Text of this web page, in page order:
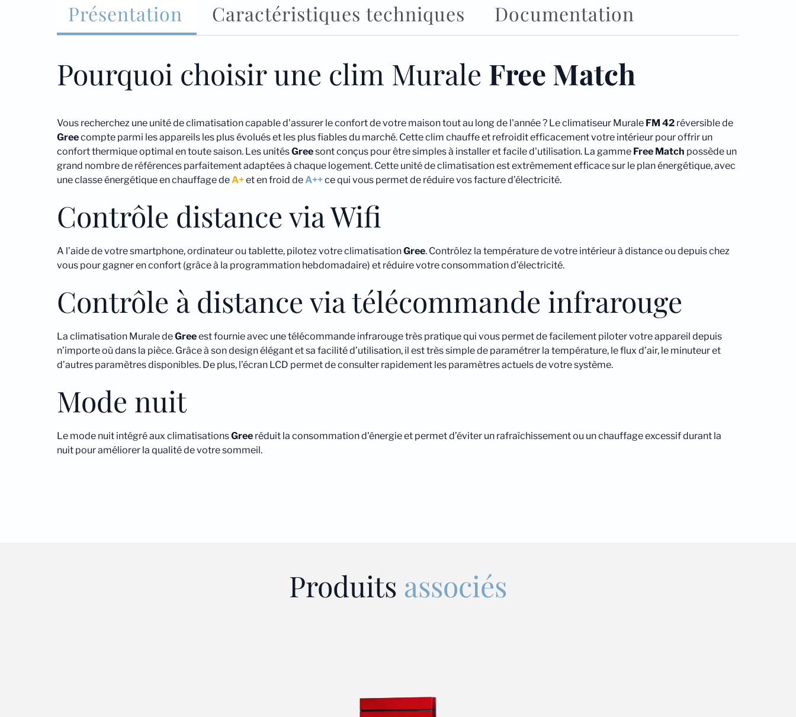
9
x4
PULAR
Présentation Caractéristiques techniques Documentation
Pourquoi choisir une clim Murale Free Match
Vous recherchez une unité de climatisation capable d'assurer le confort de votre maison tout au long de l'année ? Le climatiseur Murale FM 42 réversible de
Greecompte parmi les appareils les plus évolués et les plus fiables du marché. Cette clim chauffe et refroidit efficacement votre intérieur pour offrir un
confort thermique optimal en toute saison. Les unitésGreesont conçus pour être simples à installer et facile d'utilisation. La gamme Free Match possède un
grand nombre de références parfaitement adaptées à chaque logement. Cette unité de climatisation est extrêmement efficace sur le plan énergétique, avec
une classe énergétique en chauffage deA+et en froid deA++ce qui vous permet de réduire vos facture d’électricité.
Contrôle distance via Wifi
A l’aide de votre smartphone, ordinateur ou tablette, pilotez votre climatisationGree. Contrôlez la température de votre intérieur à distance ou depuis chez
vous pour gagner en confort (grâce à la programmation hebdomadaire) et réduire votre consommation d’électricité.
Contrôle à distance via télécommande infrarouge
La climatisation Murale deGreeest fournie avec une télécommande infrarouge très pratique qui vous permet de facilement piloter votre appareil depuis
n’importe où dans la pièce. Grâce à son design élégant et sa facilité d’utilisation, il est très simple de paramétrer la température, le flux d’air, le minuteur et
d’autres paramètres disponibles. De plus, l'écran LCD permet de consulter rapidement les paramètres actuels de votre système.
Mode nuit
Le mode nuit intégré aux climatisationsGree réduit la consommation d'énergie et permet d’éviter un rafraîchissement ou un chauffage excessif durant la
nuit pour améliorer la qualité de votre sommeil.
Produits associés